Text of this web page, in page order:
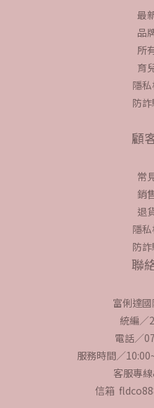
最
品
所
育
隱
防
顧
常
銷
退
隱
防
聯
富俐達
統編／
電話／
服務時間／
客服專
信箱